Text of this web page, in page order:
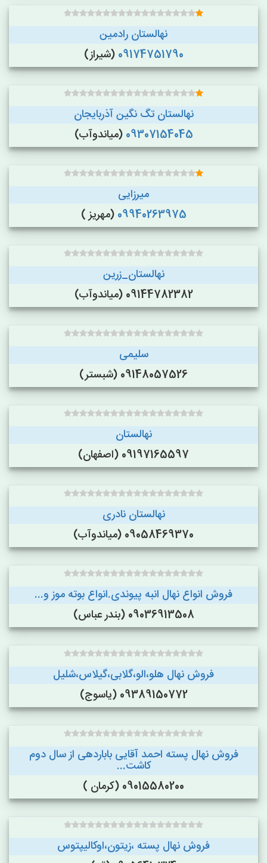
نهالستان رادمین
09174751790 (شیراز)
نهالستان تگ نگین آذربایجان
09307154045 (میاندوآب)
میرزایی
09940263975 (مهریز )
نهالستان_زرین
09144782382 (میاندوآب)
سلیمی
09148057526 (شبستر)
نهالستان
09197165597 (اصفهان)
نهالستان نادری
09058469370 (میاندوآب)
فروش انواع نهال انبه پیوندی.انواع بوته موز و...
09036913508 (بندر عباس)
فروش نهال هلو،الو،گلابی،گیلاس،شلیل
09389150772 (یاسوج)
فروش نهال پسته احمد آقایی باباردهی از سال دوم
کاشت...
09015580200 (کرمان )
فروش نهال پسته ،زیتون،اوکالیپتوس